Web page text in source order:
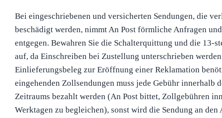
Bei eingeschriebenen und versicherten Sendungen, die
beschädigt werden, nimmt An Post förmliche Anfragen
entgegen. Bewahren Sie die Schalterquittung und die 13-
auf, da Einschreiben bei Zustellung unterschrieben
Einlieferungsbeleg zur Eröffnung einer Reklamation
eingehenden Zollsendungen muss jede Gebühr innerhalb
Zeitraums bezahlt werden (An Post bittet, Zollgebühren
Werktagen zu begleichen), sonst wird die Sendung an den